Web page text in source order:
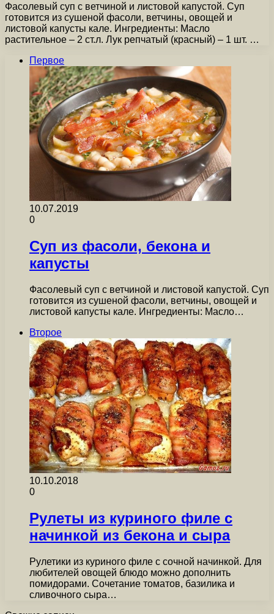
Фасолевый суп с ветчиной и листовой капустой. Суп
готовится из сушеной фасоли, ветчины, овощей и
листовой капусты кале. Ингредиенты: Масло
растительное – 2 ст.л. Лук репчатый (красный) – 1 шт. …
Первое
10.07.2019
0
Суп из фасоли, бекона и
капусты
Фасолевый суп с ветчиной и листовой капустой. Суп
готовится из сушеной фасоли, ветчины, овощей и
листовой капусты кале. Ингредиенты: Масло…
Второе
10.10.2018
0
Рулеты из куриного филе с
начинкой из бекона и сыра
Рулетики из куриного филе с сочной начинкой. Для
любителей овощей блюдо можно дополнить
помидорами. Сочетание томатов, базилика и
сливочного сыра…